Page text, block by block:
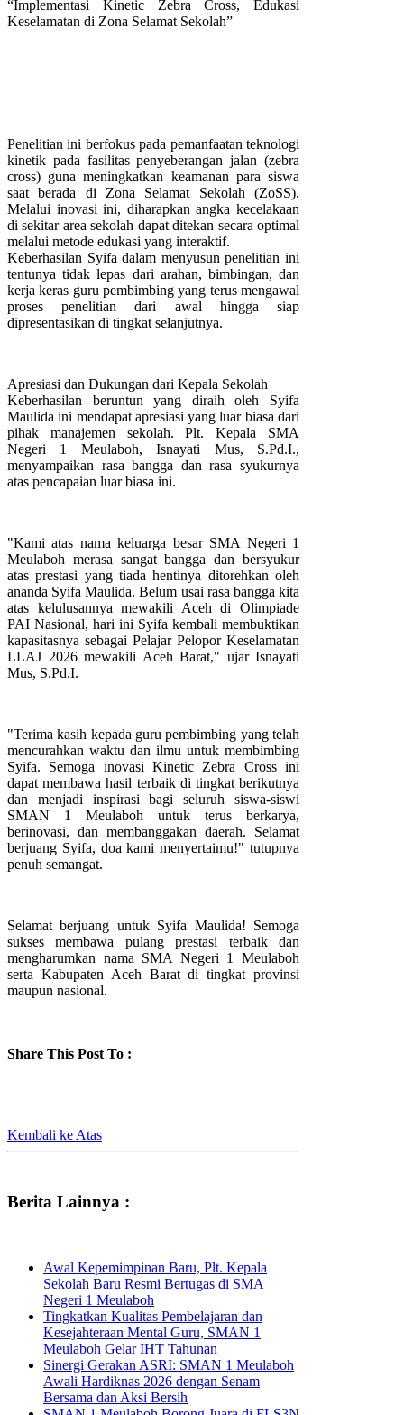
“Implementasi Kinetic Zebra Cross, Edukasi
Keselamatan di Zona Selamat Sekolah”
Penelitian ini berfokus pada pemanfaatan teknologi
kinetik pada fasilitas penyeberangan jalan (zebra
cross) guna meningkatkan keamanan para siswa
saat berada di Zona Selamat Sekolah (ZoSS).
Melalui inovasi ini, diharapkan angka kecelakaan
di sekitar area sekolah dapat ditekan secara optimal
melalui metode edukasi yang interaktif.
Keberhasilan Syifa dalam menyusun penelitian ini
tentunya tidak lepas dari arahan, bimbingan, dan
kerja keras guru pembimbing yang terus mengawal
proses penelitian dari awal hingga siap
dipresentasikan di tingkat selanjutnya.
Apresiasi dan Dukungan dari Kepala Sekolah
Keberhasilan beruntun yang diraih oleh Syifa
Maulida ini mendapat apresiasi yang luar biasa dari
pihak manajemen sekolah. Plt. Kepala SMA
Negeri 1 Meulaboh, Isnayati Mus, S.Pd.I.,
menyampaikan rasa bangga dan rasa syukurnya
atas pencapaian luar biasa ini.
"Kami atas nama keluarga besar SMA Negeri 1
Meulaboh merasa sangat bangga dan bersyukur
atas prestasi yang tiada hentinya ditorehkan oleh
ananda Syifa Maulida. Belum usai rasa bangga kita
atas kelulusannya mewakili Aceh di Olimpiade
PAI Nasional, hari ini Syifa kembali membuktikan
kapasitasnya sebagai Pelajar Pelopor Keselamatan
LLAJ 2026 mewakili Aceh Barat," ujar Isnayati
Mus, S.Pd.I.
"Terima kasih kepada guru pembimbing yang telah
mencurahkan waktu dan ilmu untuk membimbing
Syifa. Semoga inovasi Kinetic Zebra Cross ini
dapat membawa hasil terbaik di tingkat berikutnya
dan menjadi inspirasi bagi seluruh siswa-siswi
SMAN 1 Meulaboh untuk terus berkarya,
berinovasi, dan membanggakan daerah. Selamat
berjuang Syifa, doa kami menyertaimu!" tutupnya
penuh semangat.
Selamat berjuang untuk Syifa Maulida! Semoga
sukses membawa pulang prestasi terbaik dan
mengharumkan nama SMA Negeri 1 Meulaboh
serta Kabupaten Aceh Barat di tingkat provinsi
maupun nasional.
Share This Post To :
Kembali ke Atas
Berita Lainnya :
Awal Kepemimpinan Baru, Plt. Kepala
Sekolah Baru Resmi Bertugas di SMA
Negeri 1 Meulaboh
Tingkatkan Kualitas Pembelajaran dan
Kesejahteraan Mental Guru, SMAN 1
Meulaboh Gelar IHT Tahunan
Sinergi Gerakan ASRI: SMAN 1 Meulaboh
Awali Hardiknas 2026 dengan Senam
Bersama dan Aksi Bersih